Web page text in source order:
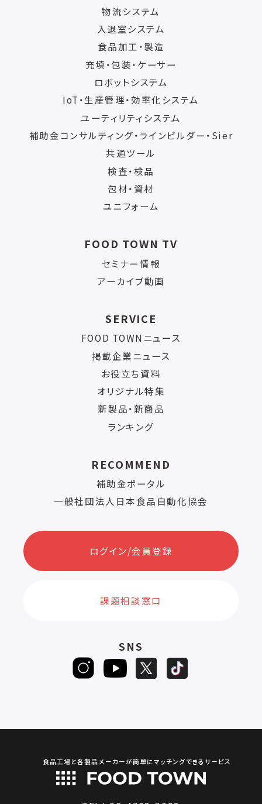
物流システム
入退室システム
食品加工・製造
充填・包装・ケーサー
ロボットシステム
IoT・生産管理・効率化システム
ユーティリティシステム
補助金コンサルティング・ラインビルダー・Sier
共通ツール
検査・検品
包材・資材
ユニフォーム
FOOD TOWN TV
セミナー情報
アーカイブ動画
SERVICE
FOOD TOWNニュース
掲載企業ニュース
お役立ち資料
オリジナル特集
新製品・新商品
ランキング
RECOMMEND
補助金ポータル
一般社団法人日本食品自動化協会
ログイン/会員登録
課題相談窓口
SNS
食品工場と各製品メーカーが簡単にマッチングできるサービス